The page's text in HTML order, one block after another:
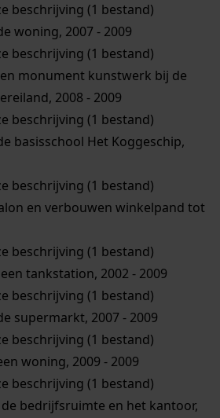
beschrijving (1 bestand)
woning, 2007 - 2009
beschrijving (1 bestand)
monument kunstwerk bij de
2008 - 2009
beschrijving (1 bestand)
basisschool Het Koggeschip,
beschrijving (1 bestand)
en verbouwen winkelpand tot
beschrijving (1 bestand)
tankstation, 2002 - 2009
beschrijving (1 bestand)
supermarkt, 2007 - 2009
beschrijving (1 bestand)
woning, 2009 - 2009
beschrijving (1 bestand)
bedrijfsruimte en het kantoor,